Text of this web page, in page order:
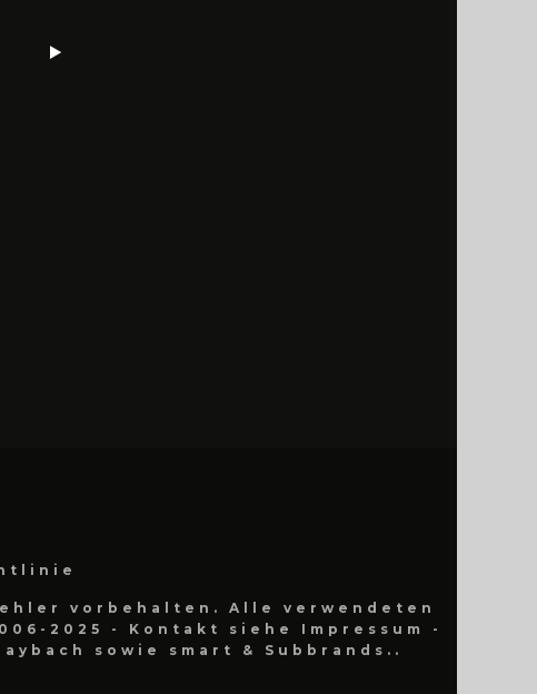
vorbehalten. Alle verwendeten
2025 - Kontakt siehe Impressum -
sowie smart & Subbrands..